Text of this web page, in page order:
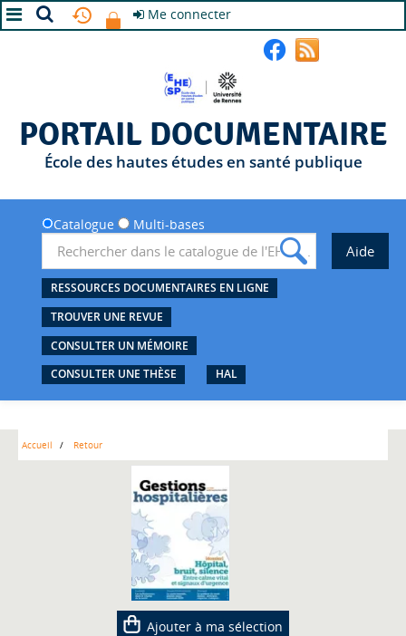
Me connecter
PORTAIL DOCUMENTAIRE
École des hautes études en santé publique
Catalogue Multi-bases
RESSOURCES DOCUMENTAIRES EN LIGNE
TROUVER UNE REVUE
CONSULTER UN MÉMOIRE
CONSULTER UNE THÈSE
HAL
Accueil Retour
Ajouter à ma sélection